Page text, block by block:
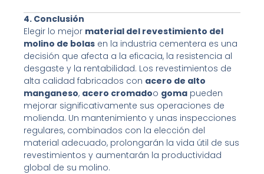
4. Conclusión
Elegir lo mejor material del revestimiento del
molino de bolasen la industria cementera es una
decisión que afecta a la eficacia, la resistencia al
desgaste y la rentabilidad. Los revestimientos de
alta calidad fabricados con acero de alto
manganeso, acero cromadoo gomapueden
mejorar significativamente sus operaciones de
molienda. Un mantenimiento y unas inspecciones
regulares, combinados con la elección del
material adecuado, prolongarán la vida útil de sus
revestimientos y aumentarán la productividad
global de su molino.